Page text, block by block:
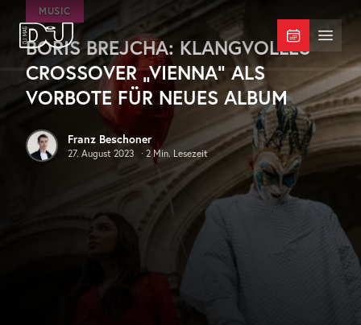
Zum Hauptinhalt springen
DJ Mag Germany Menü
MUSIC
BORIS BREJCHA: KLANGVOLLES
CROSSOVER „VIENNA“ ALS
VORBOTE FÜR NEUES ALBUM
Franz Beschoner
27. August 2023 · 2Min. Lesezeit